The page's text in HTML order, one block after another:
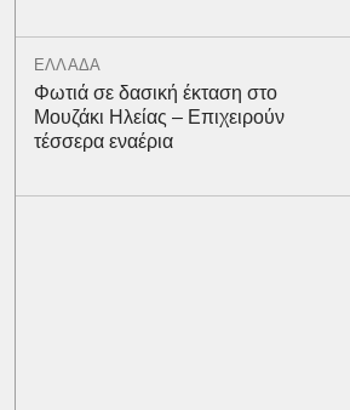
ΕΛΛΑΔΑ
Φωτιά σε δασική έκταση στο
Μουζάκι Ηλείας – Επιχειρούν
τέσσερα εναέρια